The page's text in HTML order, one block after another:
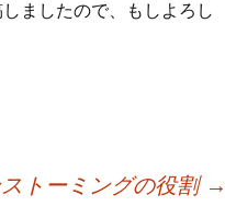
ましたので、もしよろし
トーミングの役割 →